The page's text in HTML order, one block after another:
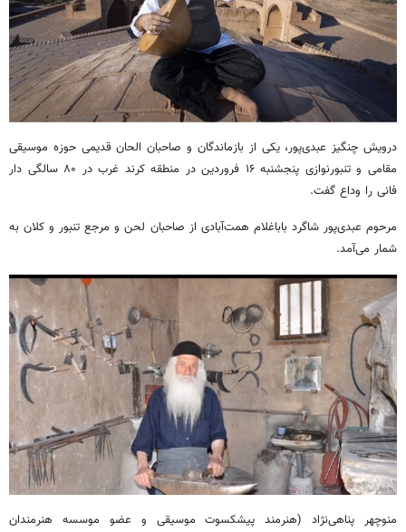
درویش چنگیز عبدی‌پور، یکی از بازماندگان و صاحبان الحان قدیمی حوزه موسیقی
مقامی و تنبورنوازی پنجشنبه ۱۶ فروردین در منطقه کرند غرب در ۸۰ سالگی دار
فانی را وداع گفت.
مرحوم عبدی‌پور شاگرد باباغلام همت‌آبادی از صاحبان لحن و مرجع تنبور و کلان به
شمار می‌آمد.
منوچهر پناهی‌نژاد (هنرمند پیشکسوت موسیقی و عضو موسسه هنرمندان